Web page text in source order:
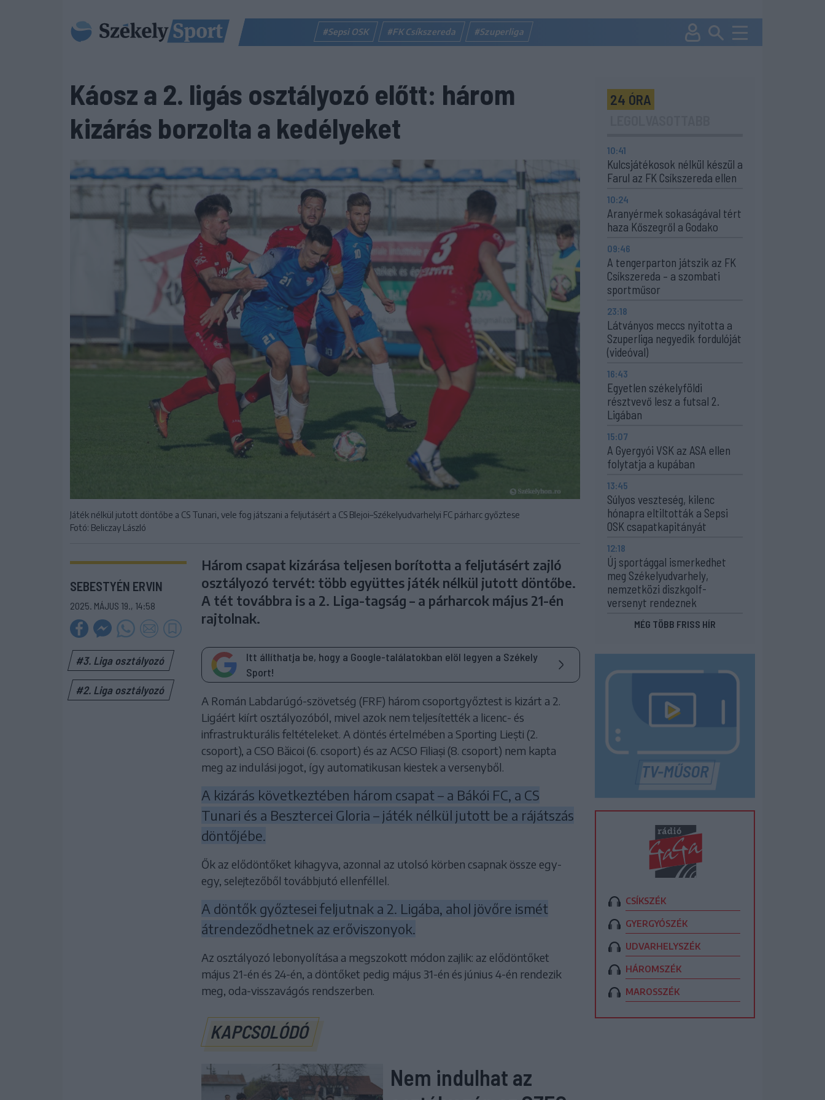
#Sepsi OSK #FK Csíkszereda #Szuperliga
Káosz a 2. ligás osztályozó előtt: három
kizárás borzolta a kedélyeket
Játék nélkül jutott döntőbe a CS Tunari, vele fog játszani a feljutásért a CS Blejoi–Székelyudvarhelyi FC párharc győztese
Fotó: Beliczay László
SEBESTYÉN ERVIN
2025. MÁJUS 19., 14:58
#3. Liga osztályozó
#2. Liga osztályozó
Három csapat kizárása teljesen borította a feljutásért zajló
osztályozó tervét: több együttes játék nélkül jutott döntőbe.
A tét továbbra is a 2. Liga-tagság – a párharcok május 21-én
rajtolnak.
Itt állíthatja be, hogy a Google-találatokban elöl legyen a Székely
Sport!
A Román Labdarúgó-szövetség (FRF) három csoportgyőztest is kizárt a 2.
Ligáért kiírt osztályozóból, mivel azok nem teljesítették a licenc- és
infrastrukturális feltételeket. A döntés értelmében a Sporting Liești (2.
csoport), a CSO Băicoi (6. csoport) és az ACSO Filiași (8. csoport) nem kapta
meg az indulási jogot, így automatikusan kiestek a versenyből.
A kizárás következtében három csapat – a Bákói FC, a CS
Tunari és a Besztercei Gloria – játék nélkül jutott be a rájátszás
döntőjébe.
Ők az elődöntőket kihagyva, azonnal az utolsó körben csapnak össze egy-
egy, selejtezőből továbbjutó ellenféllel.
A döntők győztesei feljutnak a 2. Ligába, ahol jövőre ismét
átrendeződhetnek az erőviszonyok.
Az osztályozó lebonyolítása a megszokott módon zajlik: az elődöntőket
május 21-én és 24-én, a döntőket pedig május 31-én és június 4-én rendezik
meg, oda-visszavágós rendszerben.
KAPCSOLÓDÓ
Nem indulhat az
24 ÓRA
10:41
Kulcsjátékosok nélkül készül a
Farul az FK Csíkszereda ellen
10:24
Aranyérmek sokaságával tért
haza Kőszegről a Godako
09:46
A tengerparton játszik az FK
Csíkszereda – a szombati
sportműsor
23:18
Látványos meccs nyitotta a
Szuperliga negyedik fordulóját
(videóval)
16:43
Egyetlen székelyföldi
résztvevő lesz a futsal 2.
Ligában
15:07
A Gyergyói VSK az ASA ellen
folytatja a kupában
13:45
Súlyos veszteség, kilenc
hónapra eltiltották a Sepsi
OSK csapatkapitányát
12:18
Új sportággal ismerkedhet
meg Székelyudvarhely,
nemzetközi diszkgolf-
versenyt rendeznek
MÉG TÖBB FRISS HÍR
CSÍKSZÉK
GYERGYÓSZÉK
UDVARHELYSZÉK
HÁROMSZÉK
MAROSSZÉK